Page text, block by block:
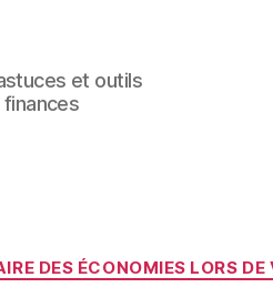
et outils
Catégories
DES ÉCONOMIES LORS DE